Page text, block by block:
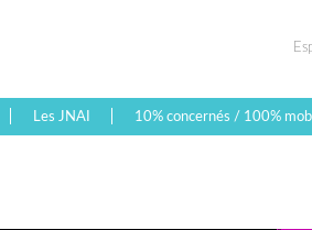
Les JNAI 10% concernés / 100%